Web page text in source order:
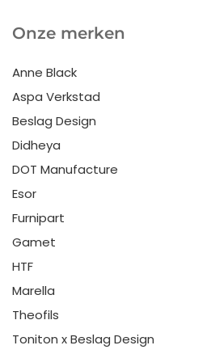
Onze merken
Anne Black
Aspa Verkstad
Beslag Design
Didheya
DOT Manufacture
Esor
Furnipart
Gamet
HTF
Marella
Theofils
Toniton x Beslag Design